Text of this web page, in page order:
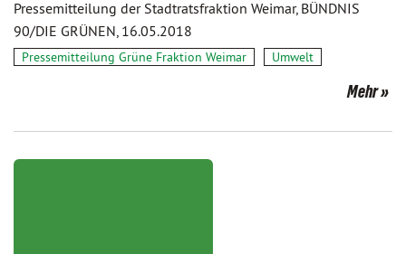
Pressemitteilung der Stadtratsfraktion Weimar, BÜNDNIS
90/DIE GRÜNEN, 16.05.2018
Pressemitteilung Grüne Fraktion Weimar Umwelt
Mehr